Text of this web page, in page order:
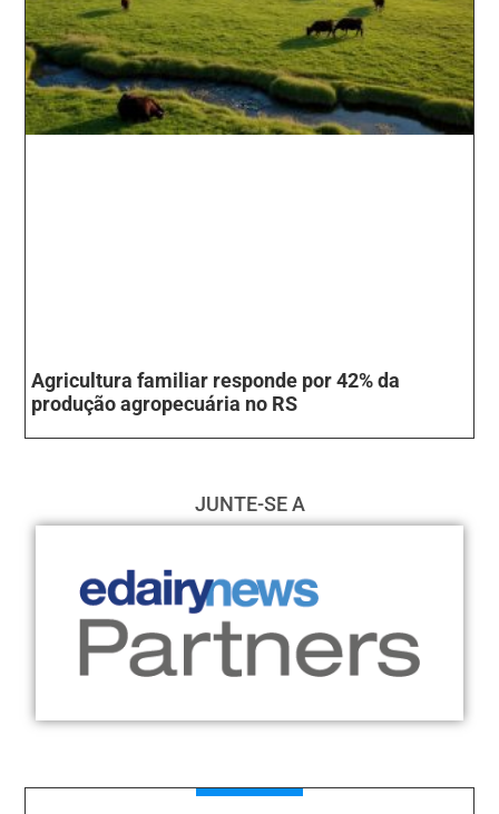
Agricultura familiar responde por 42% da
produção agropecuária no RS
JUNTE-SE A